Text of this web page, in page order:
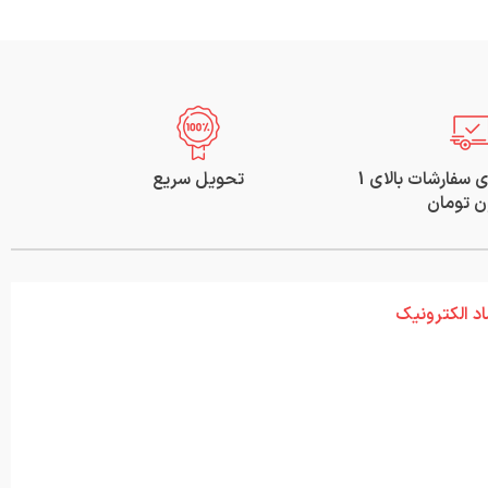
ارسال رایگان برای سفارشات بالای 1
تومان
تحویل سریع
الکترونیک